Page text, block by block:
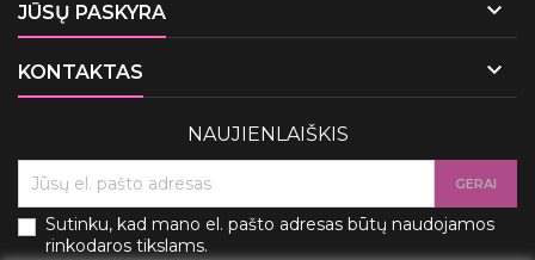
JŪSŲ PASKYRA 
KONTAKTAS 
NAUJIENLAIŠKIS
Sutinku, kad mano el. pašto adresas būtų naudojamos
rinkodaros tikslams.